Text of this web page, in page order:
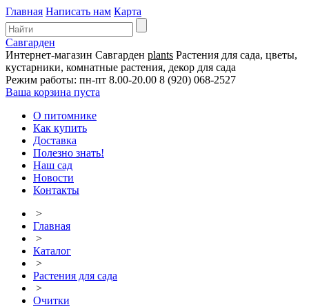
Главная Написать нам Карта
Савгарден
Интернет-магазин Савгарден plants Растения для сада, цветы,
кустарники, комнатные растения, декор для сада
Режим работы: пн-пт 8.00-20.00 8 (920) 068-2527
Ваша корзина пуста
О питомнике
Как купить
Доставка
Полезно знать!
Наш сад
Новости
Контакты
>
Главная
>
Каталог
>
Растения для сада
>
Очитки